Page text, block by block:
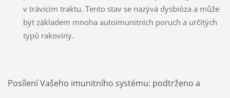
v trávicím traktu. Tento stav se nazývá dysbióza a může
být základem mnoha autoimunitních poruch a určitých
typů rakoviny.
Posílení Vašeho imunitního systému: podtrženo a